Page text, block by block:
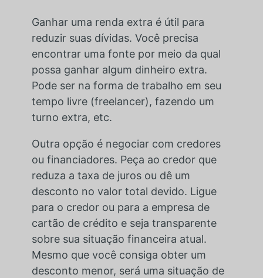
Ganhar uma renda extra é útil para
reduzir suas dívidas. Você precisa
encontrar uma fonte por meio da qual
possa ganhar algum dinheiro extra.
Pode ser na forma de trabalho em seu
tempo livre (freelancer), fazendo um
turno extra, etc.
Outra opção é negociar com credores
ou financiadores. Peça ao credor que
reduza a taxa de juros ou dê um
desconto no valor total devido. Ligue
para o credor ou para a empresa de
cartão de crédito e seja transparente
sobre sua situação financeira atual.
Mesmo que você consiga obter um
desconto menor, será uma situação de